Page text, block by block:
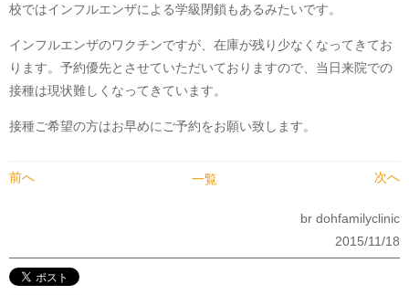
校ではインフルエンザによる学級閉鎖もあるみたいです。
インフルエンザのワクチンですが、在庫が残り少なくなってきてお
ります。予約優先とさせていただいておりますので、当日来院での
接種は現状難しくなってきています。
接種ご希望の方はお早めにご予約をお願い致します。
前へ 一覧 次へ
br dohfamilyclinic
2015/11/18